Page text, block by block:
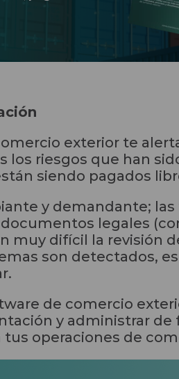
exterior te
los riesgos que han
siendo pagados
y demandante;
legales
muy difícil la revisión
son detectados,
de comercio
y administrar
operaciones de